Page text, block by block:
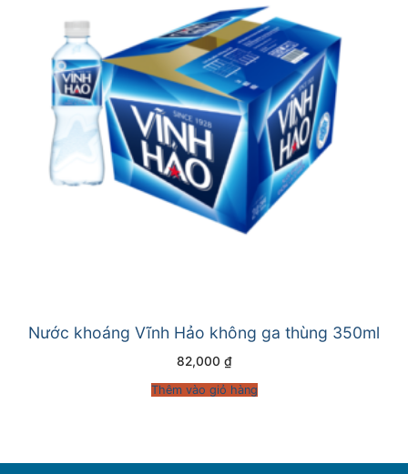
Nước khoáng Vĩnh Hảo không ga thùng 350ml
82,000 ₫
Thêm vào giỏ hàng